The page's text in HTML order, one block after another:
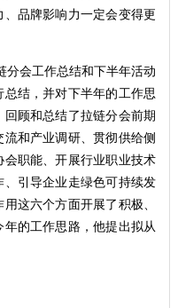
品牌影响力一定会变得更
分会工作总结和下半年活动
结，并对下半年的工作思
顾和总结了拉链分会前期
和产业调研、贯彻供给侧
职能、开展行业职业技术
引导企业走绿色可持续发
这六个方面开展了积极、
的工作思路，他提出拟从